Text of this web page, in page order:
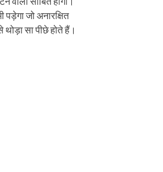
जो अनारक्षित
सा पीछे होते हैं।